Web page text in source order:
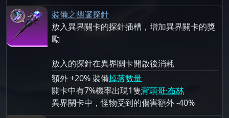
裝備之幽邃探針
放入異界關卡的探針插槽，增加異界關卡的獎
勵
放入的探針在異界關卡開啟後消耗
額外 +20% 裝備掉落數量
關卡中有7%機率出現1隻背頭哥·布林
異界關卡中，怪物受到的傷害額外 -40%